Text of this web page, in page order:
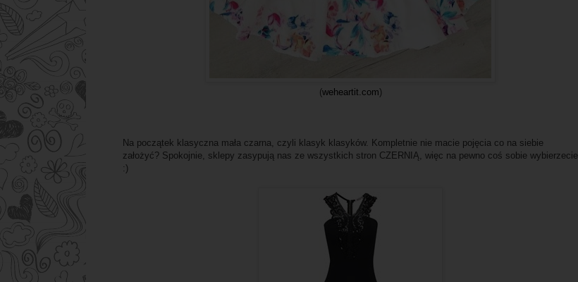
(weheartit.com)
Na początek klasyczna mała czarna, czyli klasyk klasyków. Kompletnie nie macie pojęcia co na siebie
założyć? Spokojnie, sklepy zasypują nas ze wszystkich stron CZERNIĄ, więc na pewno coś sobie wybierzecie
:)